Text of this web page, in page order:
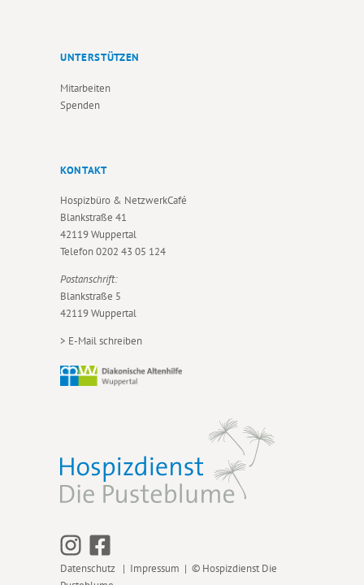
UNTERSTÜTZEN
Mitarbeiten
Spenden
KONTAKT
Hospizbüro & NetzwerkCafé
Blankstraße 41
42119 Wuppertal
Telefon0202 43 05 124
Postanschrift:
Blankstraße 5
42119 Wuppertal
> E-Mail schreiben
Datenschutz | Impressum | © Hospizdienst Die